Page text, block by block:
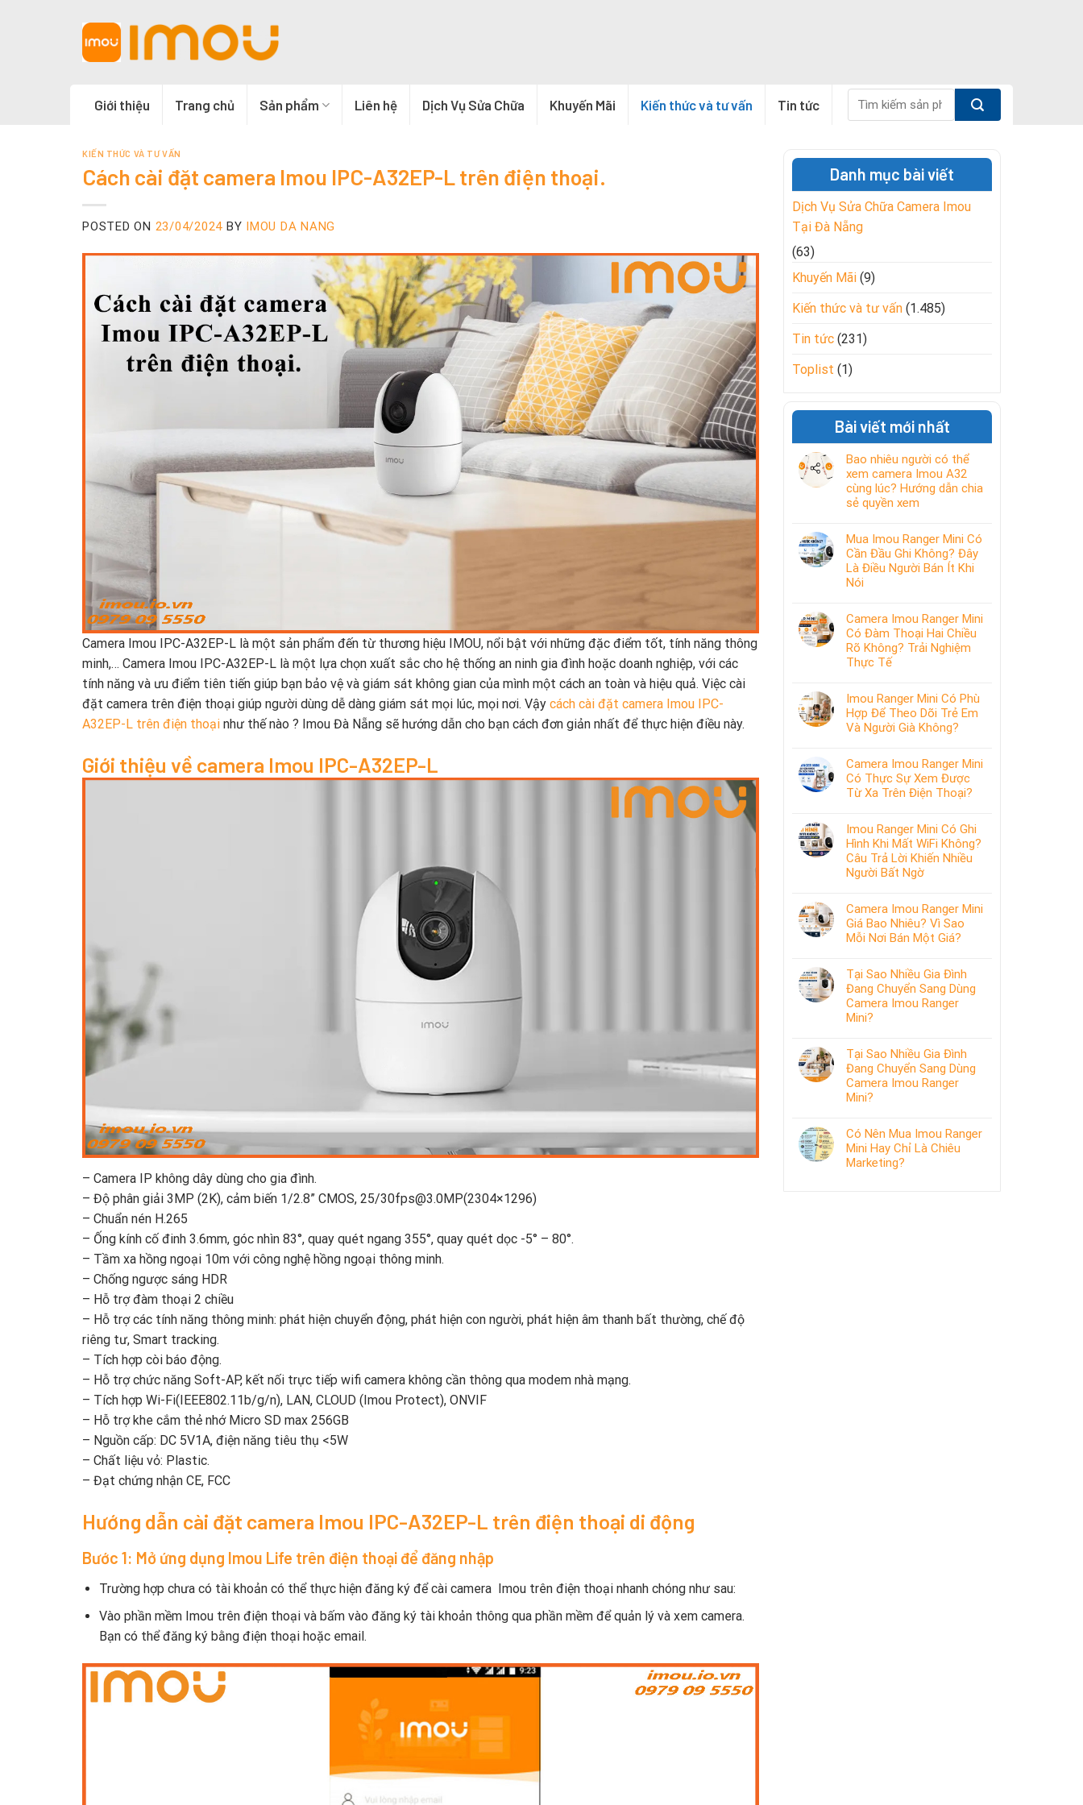
Giới thiệu Trang chủ Sản phẩm Liên hệ Dịch Vụ Sửa Chữa Khuyến Mãi Kiến thức và tư vấn Tin tức
kiếm:
KIẾN THỨC VÀ TƯ VẤN
Cách cài đặt camera Imou IPC-A32EP-L trên điện thoại.
POSTED ON 23/04/2024 BY IMOU DA NANG
Camera Imou IPC-A32EP-L là một sản phẩm đến từ thương hiệu IMOU, nổi bật với những đặc điểm tốt, tính năng thông
minh,… Camera Imou IPC-A32EP-L là một lựa chọn xuất sắc cho hệ thống an ninh gia đình hoặc doanh nghiệp, với các
tính năng và ưu điểm tiên tiến giúp bạn bảo vệ và giám sát không gian của mình một cách an toàn và hiệu quả. Việc cài
đặt camera trên điện thoại giúp người dùng dễ dàng giám sát mọi lúc, mọi nơi. Vậy cách cài đặt camera Imou IPC-
A32EP-L trên điện thoại như thế nào ? Imou Đà Nẵng sẽ hướng dẫn cho bạn cách đơn giản nhất để thực hiện điều này.
Giới thiệu về camera Imou IPC-A32EP-L
– Camera IP không dây dùng cho gia đình.
– Độ phân giải 3MP (2K), cảm biến 1/2.8” CMOS, 25/30fps@3.0MP(2304×1296)
– Chuẩn nén H.265
– Ống kính cố đinh 3.6mm, góc nhìn 83°, quay quét ngang 355°, quay quét dọc -5° – 80°.
– Tầm xa hồng ngoại 10m với công nghệ hồng ngoại thông minh.
– Chống ngược sáng HDR
– Hỗ trợ đàm thoại 2 chiều
– Hỗ trợ các tính năng thông minh: phát hiện chuyển động, phát hiện con người, phát hiện âm thanh bất thường, chế độ
riêng tư, Smart tracking.
– Tích hợp còi báo động.
– Hỗ trợ chức năng Soft-AP, kết nối trực tiếp wifi camera không cần thông qua modem nhà mạng.
– Tích hợp Wi-Fi(IEEE802.11b/g/n), LAN, CLOUD (Imou Protect), ONVIF
– Hỗ trợ khe cắm thẻ nhớ Micro SD max 256GB
– Nguồn cấp: DC 5V1A, điện năng tiêu thụ <5W
– Chất liệu vỏ: Plastic.
– Đạt chứng nhận CE, FCC
Hướng dẫn cài đặt camera Imou IPC-A32EP-L trên điện thoại di động
Bước 1: Mở ứng dụng Imou Life trên điện thoại để đăng nhập
Trường hợp chưa có tài khoản có thể thực hiện đăng ký để cài camera Imou trên điện thoại nhanh chóng như sau:
Vào phần mềm Imou trên điện thoại và bấm vào đăng ký tài khoản thông qua phần mềm để quản lý và xem camera.
Bạn có thể đăng ký bằng điện thoại hoặc email.
Danh mục bài viết
Dịch Vụ Sửa Chữa Camera Imou
Tại Đà Nẵng
(63)
Khuyến Mãi (9)
Kiến thức và tư vấn (1.485)
Tin tức (231)
Toplist (1)
Bài viết mới nhất
Bao nhiêu người có thể
xem camera Imou A32
cùng lúc? Hướng dẫn chia
sẻ quyền xem
Mua Imou Ranger Mini Có
Cần Đầu Ghi Không? Đây
Là Điều Người Bán Ít Khi
Nói
Camera Imou Ranger Mini
Có Đàm Thoại Hai Chiều
Rõ Không? Trải Nghiệm
Thực Tế
Imou Ranger Mini Có Phù
Hợp Để Theo Dõi Trẻ Em
Và Người Già Không?
Camera Imou Ranger Mini
Có Thực Sự Xem Được
Từ Xa Trên Điện Thoại?
Imou Ranger Mini Có Ghi
Hình Khi Mất WiFi Không?
Câu Trả Lời Khiến Nhiều
Người Bất Ngờ
Camera Imou Ranger Mini
Giá Bao Nhiêu? Vì Sao
Mỗi Nơi Bán Một Giá?
Tại Sao Nhiều Gia Đình
Đang Chuyển Sang Dùng
Camera Imou Ranger
Mini?
Tại Sao Nhiều Gia Đình
Đang Chuyển Sang Dùng
Camera Imou Ranger
Mini?
Có Nên Mua Imou Ranger
Mini Hay Chỉ Là Chiêu
Marketing?